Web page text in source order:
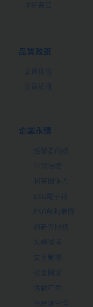
聯絡窗口
品質政策
品質保證
品質認證
企業永續
經營者的話
公司治理
利害關係人
ESG電子報
ESG焦點案例
創新與服務
永續環境
友善職場
社會關懷
活動花絮
供應鏈管理